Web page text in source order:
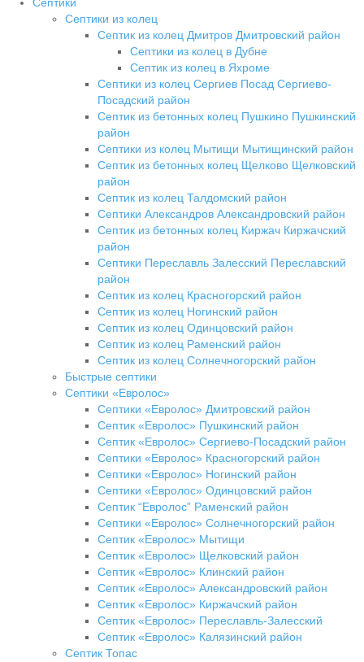
Септики из колец
Септик из колец Дмитров Дмитровский район
Септики из колец в Дубне
Септик из колец в Яхроме
Септики из колец Сергиев Посад Сергиево-
Посадский район
Септик из бетонных колец Пушкино Пушкинский
район
Септики из колец Мытищи Мытищинский район
Септик из бетонных колец Щелково Щелковский
район
Септик из колец Талдомский район
Септики Александров Александровский район
Септик из бетонных колец Киржач Киржачский
район
Септики Переславль Залесский Переславский
район
Септик из колец Красногорский район
Септик из колец Ногинский район
Септик из колец Одинцовский район
Септик из колец Раменский район
Септик из колец Солнечногорский район
Быстрые септики
Септики «Евролос»
Септики «Евролос» Дмитровский район
Септик «Евролос» Пушкинский район
Септик «Евролос» Сергиево-Посадский район
Септики «Евролос» Красногорский район
Септики «Евролос» Ногинский район
Септики «Евролос» Одинцовский район
Септик “Евролос” Раменский район
Септики «Евролос» Солнечногорский район
Септик «Евролос» Мытищи
Септик «Евролос» Щелковский район
Септик «Евролос» Клинский район
Септик «Евролос» Александровский район
Септик «Евролос» Киржачский район
Септик «Евролос» Переславль-Залесский
Септик «Евролос» Калязинский район
Септик Топас